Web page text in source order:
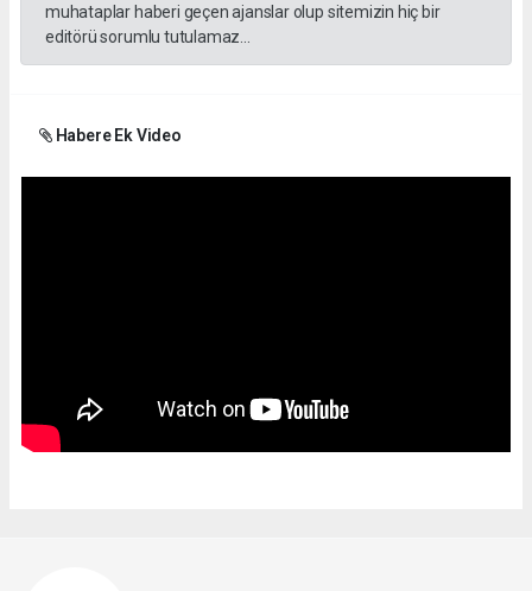
muhataplar haberi geçen ajanslar olup sitemizin hiç bir
editörü sorumlu tutulamaz...
Habere Ek Video